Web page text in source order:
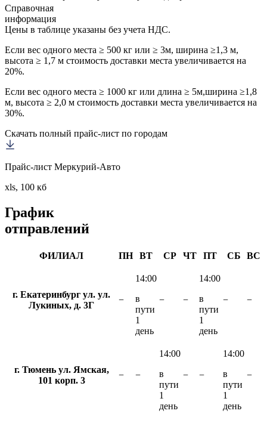
Справочная
информация
Цены в таблице указаны без учета НДС.
Если вес одного места ≥ 500 кг или ≥ 3м, ширина ≥1,3 м,
высота ≥ 1,7 м стоимость доставки места увеличивается на
20%.
Если вес одного места ≥ 1000 кг или длина ≥ 5м,ширина ≥1,8
м, высота ≥ 2,0 м стоимость доставки места увеличивается на
30%.
Скачать полный прайс-лист по городам
Прайс-лист Меркурий-Авто
xls, 100 кб
График
отправлений
ФИЛИАЛ ПН ВТ СР ЧТ ПТ СБ ВС
г. Екатеринбург ул. ул.
Лукиных, д. 3Г
−
14:00
в
пути
1
день
− −
14:00
в
пути
1
день
− −
г. Тюмень ул. Ямская,
101 корп. 3
− −
14:00
в
пути
1
день
− −
14:00
в
пути
1
день
−